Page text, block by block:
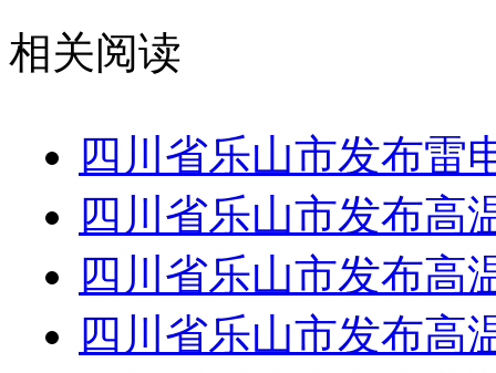
相关阅读
四川省乐山市发布雷
四川省乐山市发布高
四川省乐山市发布高
四川省乐山市发布高